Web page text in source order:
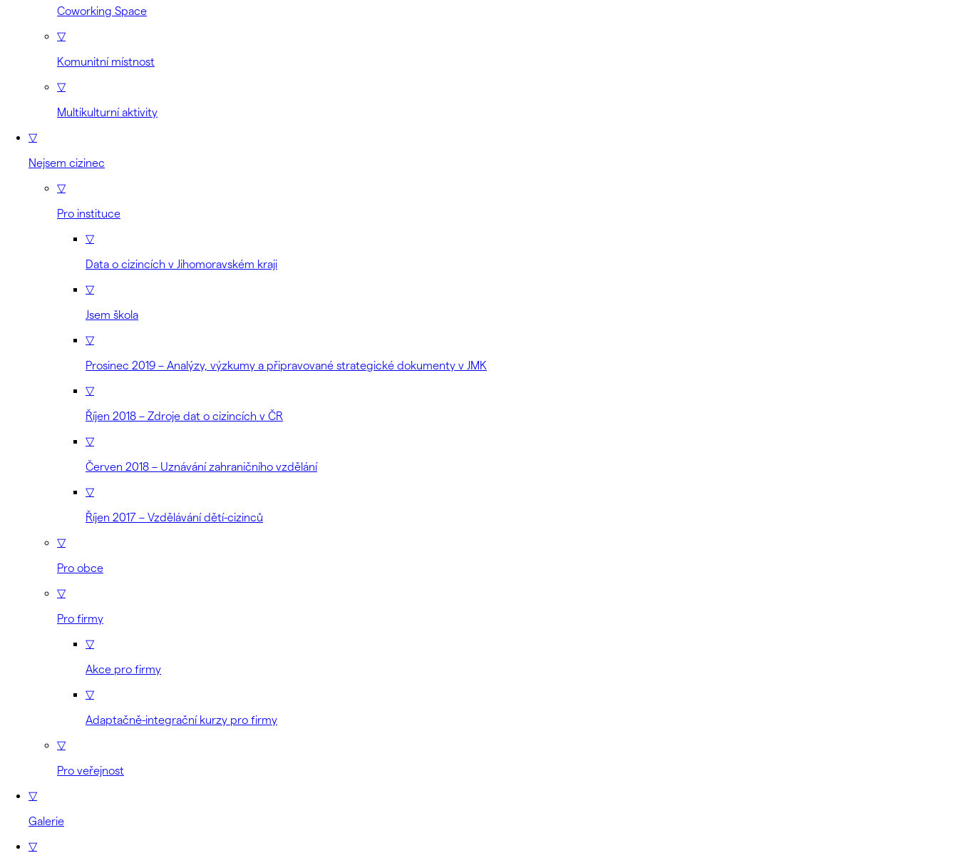
Coworking Space
▽
Komunitní místnost
▽
Multikulturní aktivity
▽
Nejsem cizinec
▽
Pro instituce
▽
Data o cizincích v Jihomoravském kraji
▽
Jsem škola
▽
Prosinec 2019 – Analýzy, výzkumy a připravované strategické dokumenty v JMK
▽
Říjen 2018 – Zdroje dat o cizincích v ČR
▽
Červen 2018 – Uznávání zahraničního vzdělání
▽
Říjen 2017 – Vzdělávání dětí-cizinců
▽
Pro obce
▽
Pro firmy
▽
Akce pro firmy
▽
Adaptačně-integrační kurzy pro firmy
▽
Pro veřejnost
▽
Galerie
▽